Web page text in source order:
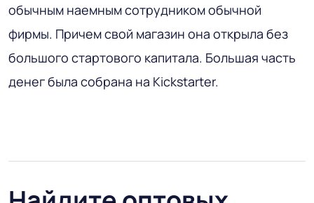
обычным наемным сотрудником обычной
фирмы. Причем свой магазин она открыла без
большого стартового капитала. Большая часть
денег была собрана на Kickstarter.